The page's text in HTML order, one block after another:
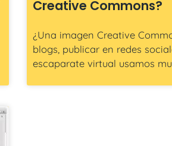
Creative Commons?
¿Una imagen Creative
blogs, publicar en redes
escaparate virtual usamos